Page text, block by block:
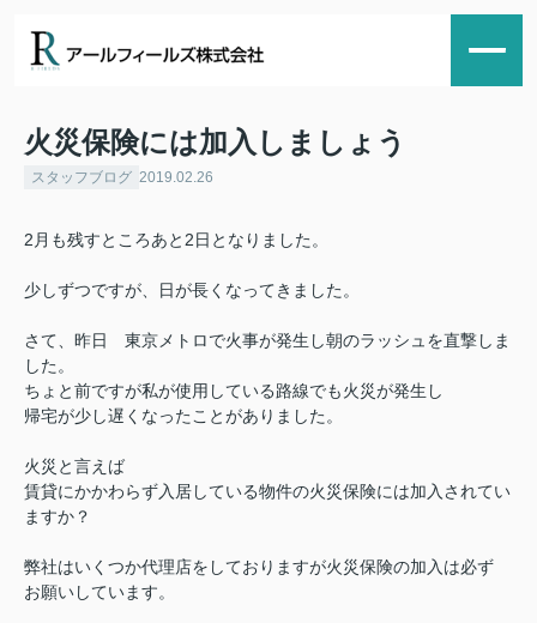
火災保険には加入しましょう
スタッフブログ 2019.02.26
2月も残すところあと2日となりました。
少しずつですが、日が長くなってきました。
さて、昨日 東京メトロで火事が発生し朝のラッシュを直撃しま
した。
ちょと前ですが私が使用している路線でも火災が発生し
帰宅が少し遅くなったことがありました。
火災と言えば
賃貸にかかわらず入居している物件の火災保険には加入されてい
ますか？
弊社はいくつか代理店をしておりますが火災保険の加入は必ず
お願いしています。